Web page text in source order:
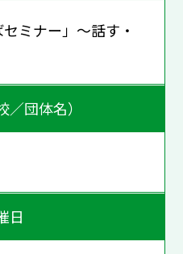
ミナー」～話す・
団体名）
日